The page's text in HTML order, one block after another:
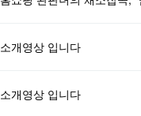
개영상 입니다
개영상 입니다